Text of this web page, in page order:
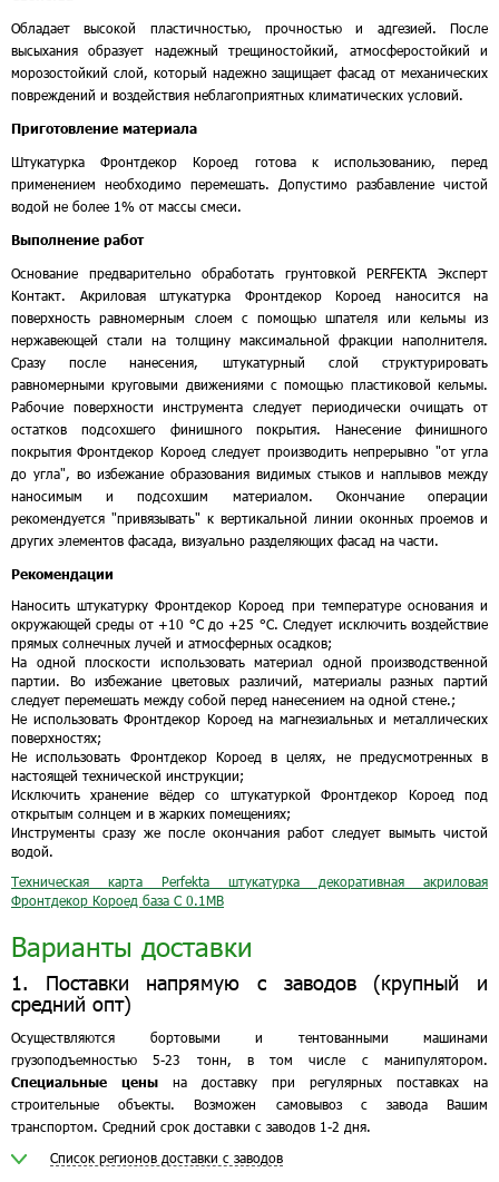
Обладает высокой пластичностью, прочностью и адгезией. После
высыхания образует надежный трещиностойкий, атмосферостойкий и
морозостойкий слой, который надежно защищает фасад от механических
повреждений и воздействия неблагоприятных климатических условий.
Приготовление материала
Штукатурка Фронтдекор Короед готова к использованию, перед
применением необходимо перемешать. Допустимо разбавление чистой
водой не более 1% от массы смеси.
Выполнение работ
Основание предварительно обработать грунтовкой PERFEKTA Эксперт
Контакт. Акриловая штукатурка Фронтдекор Короед наносится на
поверхность равномерным слоем с помощью шпателя или кельмы из
нержавеющей стали на толщину максимальной фракции наполнителя.
Сразу после нанесения, штукатурный слой структурировать
равномерными круговыми движениями с помощью пластиковой кельмы.
Рабочие поверхности инструмента следует периодически очищать от
остатков подсохшего финишного покрытия. Нанесение финишного
покрытия Фронтдекор Короед следует производить непрерывно "от угла
до угла", во избежание образования видимых стыков и наплывов между
наносимым и подсохшим материалом. Окончание операции
рекомендуется "привязывать" к вертикальной линии оконных проемов и
других элементов фасада, визуально разделяющих фасад на части.
Рекомендации
Наносить штукатурку Фронтдекор Короед при температуре основания и
окружающей среды от +10 °С до +25 °С. Следует исключить воздействие
прямых солнечных лучей и атмосферных осадков;
На одной плоскости использовать материал одной производственной
партии. Во избежание цветовых различий, материалы разных партий
следует перемешать между собой перед нанесением на одной стене.;
Не использовать Фронтдекор Короед на магнезиальных и металлических
поверхностях;
Не использовать Фронтдекор Короед в целях, не предусмотренных в
настоящей технической инструкции;
Исключить хранение вёдер со штукатуркой Фронтдекор Короед под
открытым солнцем и в жарких помещениях;
Инструменты сразу же после окончания работ следует вымыть чистой
водой.
Техническая карта Perfekta штукатурка декоративная акриловая
Фронтдекор Короед база С 0.1MB
Варианты доставки
1. Поставки напрямую с заводов (крупный и
средний опт)
Осуществляются бортовыми и тентованными машинами
грузоподъемностью 5-23 тонн, в том числе с манипулятором.
Специальные цены на доставку при регулярных поставках на
строительные объекты. Возможен самовывоз с завода Вашим
транспортом. Средний срок доставки с заводов 1-2 дня.
Список регионов доставки с заводов